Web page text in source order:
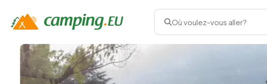
Où voulez-vous aller?